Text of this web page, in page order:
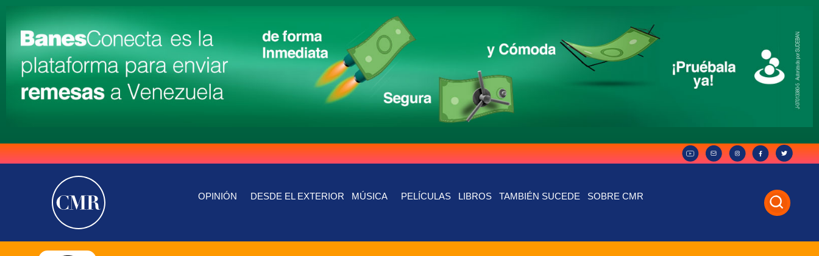
OPINIÓN DESDE EL EXTERIOR MÚSICA PELÍCULAS LIBROS TAMBIÉN SUCEDE SOBRE CMR